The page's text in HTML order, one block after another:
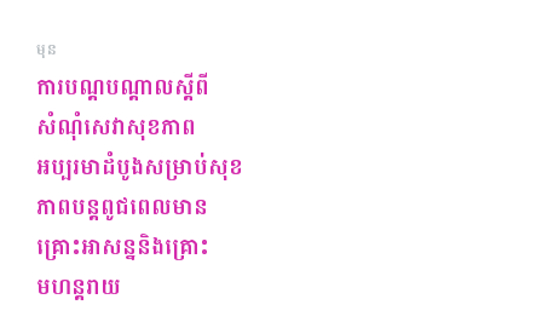
មុន
ការបណ្តបណ្តាលស្ដីពី
សំណុំសេវាសុខភាព
អប្បរមាដំបូងសម្រាប់សុខ
ភាពបន្តពូជពេលមាន
គ្រោះអាសន្ននិងគ្រោះ
មហន្តរាយ